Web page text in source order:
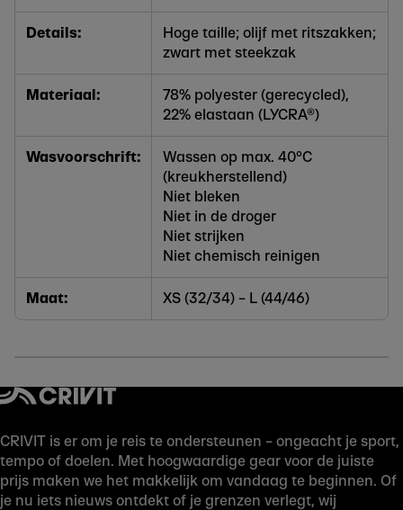
Details:
Hoge taille; olijf met ritszakken;
zwart met steekzak
Materiaal:
78% polyester (gerecycled),
22% elastaan (LYCRA®)
Wasvoorschrift:
Wassen op max. 40°C
(kreukherstellend)
Niet bleken
Niet in de droger
Niet strijken
Niet chemisch reinigen
Maat: XS (32/34) – L (44/46)
CRIVIT is er om je reis te ondersteunen – ongeacht je sport,
tempo of doelen. Met hoogwaardige gear voor de juiste
prijs maken we het makkelijk om vandaag te beginnen. Of
je nu iets nieuws ontdekt of je grenzen verlegt, wij